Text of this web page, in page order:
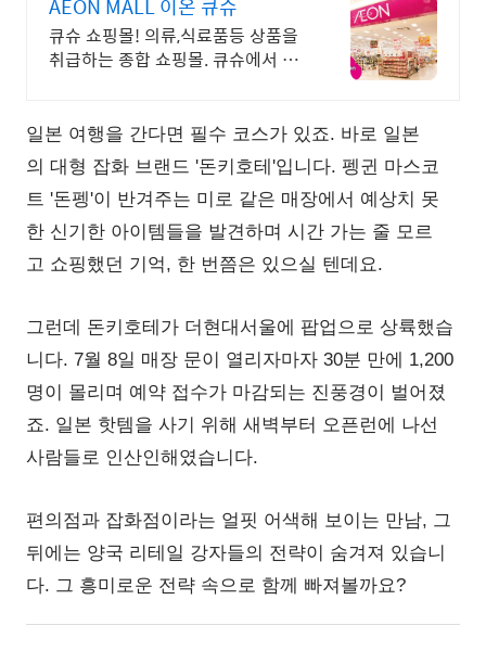
AEON MALL 이온 큐슈
큐슈 쇼핑몰! 의류,식료품등 상품을
취급하는 종합 쇼핑몰. 큐슈에서 66
일본 여행을 간다면 필수 코스가 있죠. 바로 일본
의 대형 잡화 브랜드 '돈키호테'입니다. 펭귄 마스코
트 '돈펭'이 반겨주는 미로 같은 매장에서 예상치 못
한 신기한 아이템들을 발견하며 시간 가는 줄 모르
고 쇼핑했던 기억, 한 번쯤은 있으실 텐데요.
그런데 돈키호테가 더현대서울에 팝업으로 상륙했습
니다. 7월 8일 매장 문이 열리자마자 30분 만에 1,200
명이 몰리며 예약 접수가 마감되는 진풍경이 벌어졌
죠. 일본 핫템을 사기 위해 새벽부터 오픈런에 나선
사람들로 인산인해였습니다.
편의점과 잡화점이라는 얼핏 어색해 보이는 만남, 그
뒤에는 양국 리테일 강자들의 전략이 숨겨져 있습니
다. 그 흥미로운 전략 속으로 함께 빠져볼까요?